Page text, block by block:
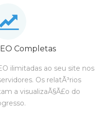
Completas
ilimitadas ao seu site nos
Os relatÃ³rios
a visualizaÃ§Ã£o do